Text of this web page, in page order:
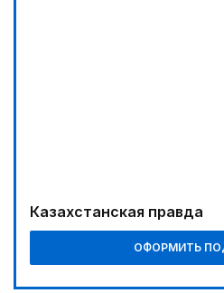
Казахстанская правда
ОФОРМИТЬ